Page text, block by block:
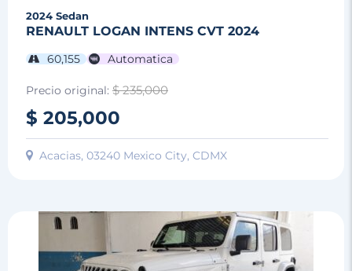
2024 Sedan
RENAULT LOGAN INTENS CVT 2024
60,155 Automatica
Precio original: $ 235,000
$ 205,000
Acacias, 03240 Mexico City, CDMX